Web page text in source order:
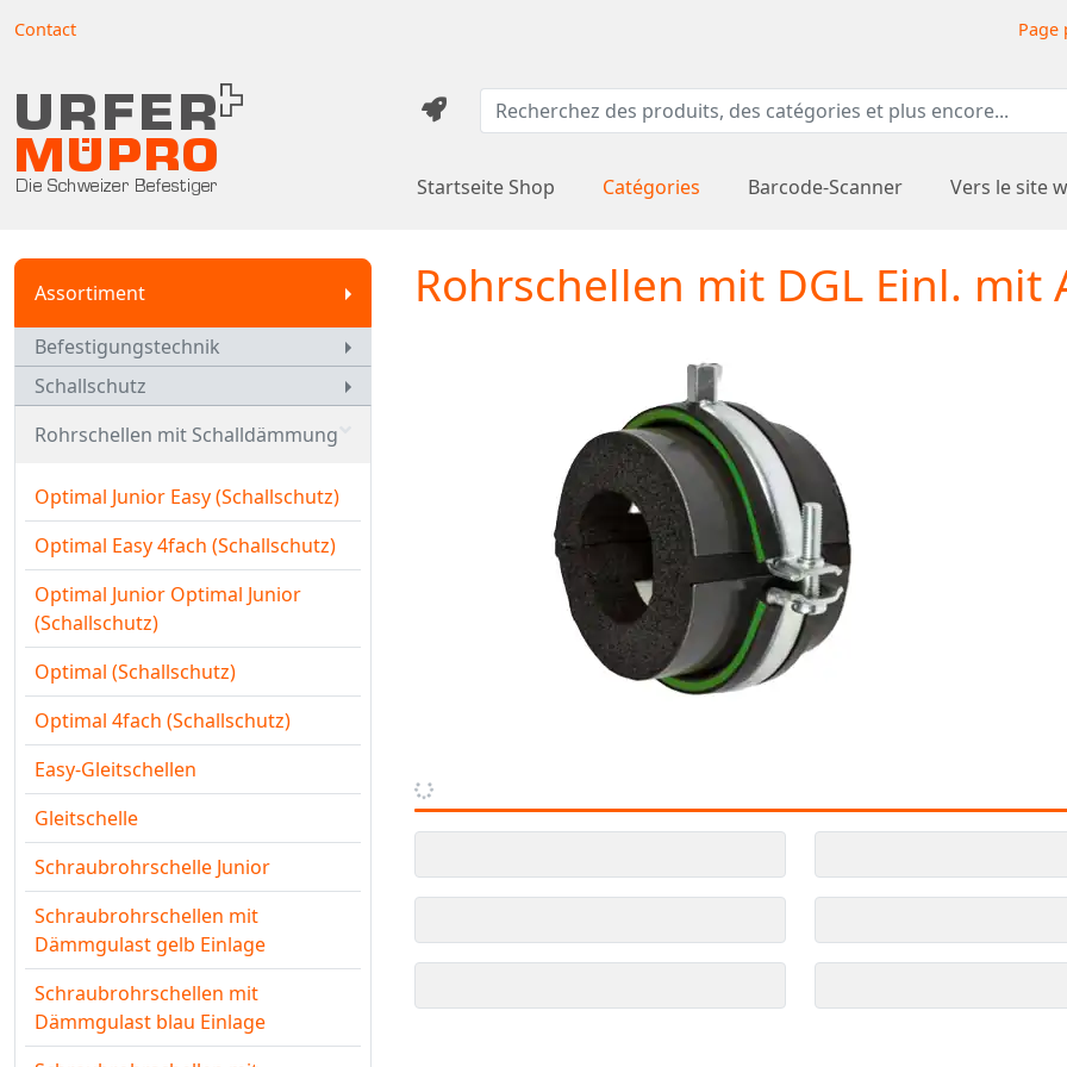
Contact Page
Startseite Shop Catégories Barcode-Scanner Vers le site
Assortiment
Befestigungstechnik
Schallschutz
Rohrschellen mit Schalldämmung
Optimal Junior Easy (Schallschutz)
Optimal Easy 4fach (Schallschutz)
Optimal Junior Optimal Junior
(Schallschutz)
Optimal (Schallschutz)
Optimal 4fach (Schallschutz)
Easy-Gleitschellen
Gleitschelle
Schraubrohrschelle Junior
Schraubrohrschellen mit
Dämmgulast gelb Einlage
Schraubrohrschellen mit
Dämmgulast blau Einlage
Rohrschellen mit DGL Einl.